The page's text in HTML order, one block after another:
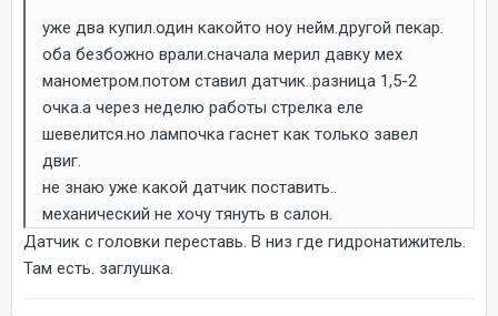
уже два купил.один какойто ноу нейм.другой пекар.
оба безбожно врали.сначала мерил давку мех
манометром.потом ставил датчик..разница 1,5-2
очка.а через неделю работы стрелка еле
шевелится.но лампочка гаснет как только завел
двиг.
не знаю уже какой датчик поставить..
механический не хочу тянуть в салон.
Датчик с головки переставь. В низ где гидронатижитель.
Там есть. заглушка.